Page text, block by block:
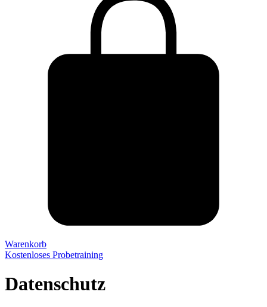
Warenkorb
Kostenloses Probetraining
Datenschutz